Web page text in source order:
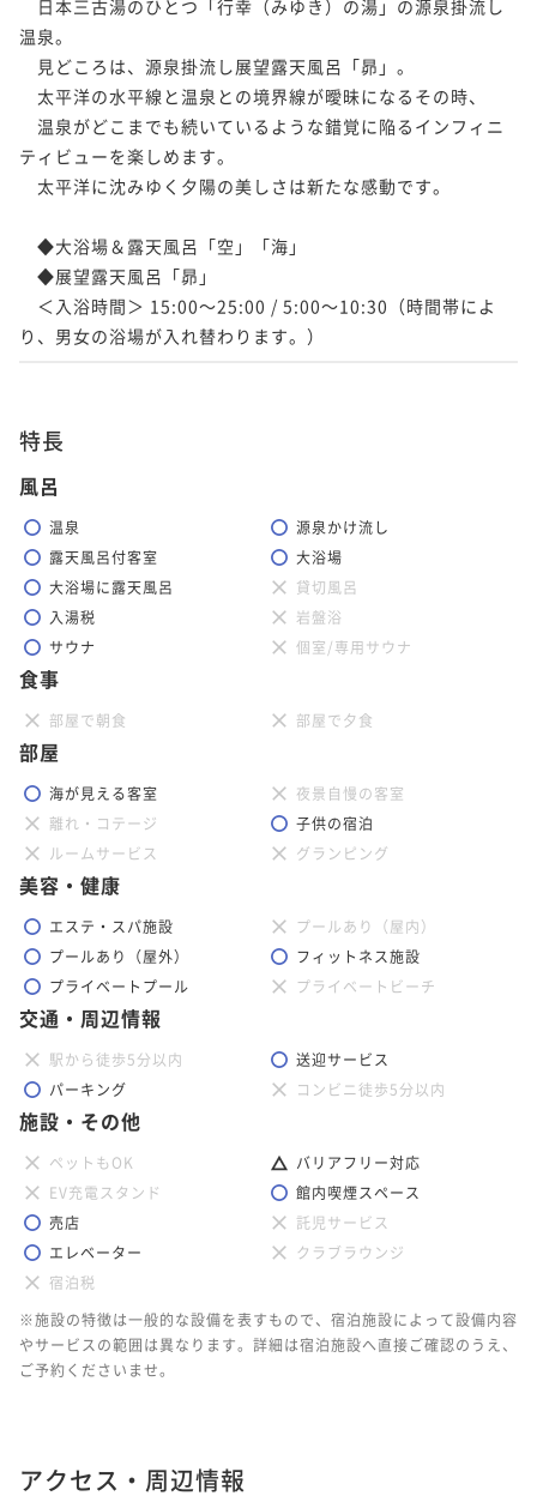
日本三古湯のひとつ「行幸（みゆき）の湯」の源泉掛流し
温泉。
見どころは、源泉掛流し展望露天風呂「昴」。
太平洋の水平線と温泉との境界線が曖昧になるその時、
温泉がどこまでも続いているような錯覚に陥るインフィニ
ティビューを楽しめます。
太平洋に沈みゆく夕陽の美しさは新たな感動です。
◆大浴場＆露天風呂「空」「海」
◆展望露天風呂「昴」
＜入浴時間＞ 15:00～25:00 / 5:00～10:30（時間帯によ
特長
風呂
温泉
源泉かけ流し
露天風呂付客室
大浴場
大浴場に露天風呂
貸切風呂
入湯税
岩盤浴
サウナ
個室/専用サウナ
食事
部屋で朝食 部屋で夕食
部屋
海が見える客室
夜景自慢の客室
離れ・コテージ
子供の宿泊
ルームサービス
グランピング
美容・健康
エステ・スパ施設
プールあり（屋内）
プールあり（屋外）
フィットネス施設
プライベートプール
プライベートビーチ
交通・周辺情報
駅から徒歩5分以内
送迎サービス
パーキング
コンビニ徒歩5分以内
施設・その他
ペットもOK
バリアフリー対応
EV充電スタンド
館内喫煙スペース
売店
託児サービス
エレベーター
クラブラウンジ
宿泊税
※施設の特徴は一般的な設備を表すもので、宿泊施設によって設備内容
やサービスの範囲は異なります。詳細は宿泊施設へ直接ご確認のうえ、
ご予約くださいませ。
アクセス・周辺情報